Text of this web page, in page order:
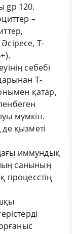
gp 120.
–
Т-
себебі
Т-
қатар,
мүмкін.
қызметі
иммундық
санының
процесстің